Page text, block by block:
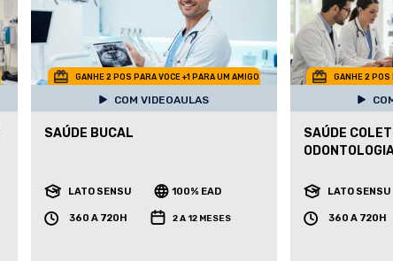
GANHE 2 POS PARA VOCE +1 PARA UM AMIGO
COM VIDEOAULAS
SAÚDE BUCAL
LATO SENSU 100% EAD
360 A 720H 2 A 12 MESES
GANHE 2 POS
SAÚDE
LATO SENSU
360 A 720H